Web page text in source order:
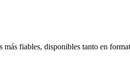
más fiables, disponibles tanto en